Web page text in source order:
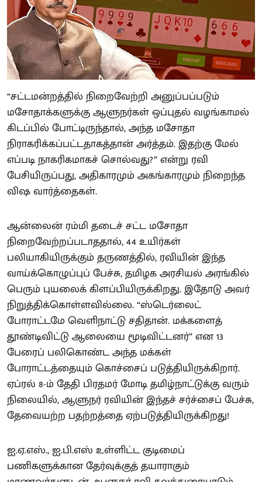
“சட்டமன்றத்தில் நிறைவேற்றி அனுப்பப்படும்
மசோதாக்களுக்கு ஆளுநர்கள் ஒப்புதல் வழங்காமல்
கிடப்பில் போட்டிருந்தால், அந்த மசோதா
நிராகரிக்கப்பட்டதாகத்தான் அர்த்தம். இதற்கு மேல்
எப்படி நாகரிகமாகச் சொல்வது?” என்று ரவி
பேசியிருப்பது, அதிகாரமும் அகங்காரமும் நிறைந்த
விஷ வார்த்தைகள்.
ஆன்லைன் ரம்மி தடைச் சட்ட மசோதா
நிறைவேற்றப்படாததால், 44 உயிர்கள்
பலியாகியிருக்கும் தருணத்தில், ரவியின் இந்த
வாய்க்கொழுப்புப் பேச்சு, தமிழக அரசியல் அரங்கில்
பெரும் புயலைக் கிளப்பியிருக்கிறது. இதோடு அவர்
நிறுத்திக்கொள்ளவில்லை. “ஸ்டெர்லைட்
போராட்டமே வெளிநாட்டு சதிதான். மக்களைத்
தூண்டிவிட்டு ஆலையை மூடிவிட்டனர்” என 13
பேரைப் பலிகொண்ட அந்த மக்கள்
போராட்டத்தையும் கொச்சைப் படுத்தியிருக்கிறார்.
ஏப்ரல் 8-ம் தேதி பிரதமர் மோடி தமிழ்நாட்டுக்கு வரும்
நிலையில், ஆளுநர் ரவியின் இந்தச் சர்ச்சைப் பேச்சு,
தேவையற்ற பதற்றத்தை ஏற்படுத்தியிருக்கிறது!
ஐ.ஏ.எஸ்., ஐ.பி.எஸ் உள்ளிட்ட குடிமைப்
பணிகளுக்கான தேர்வுக்குத் தயாராகும்